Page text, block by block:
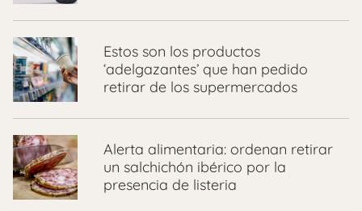
Estos son los productos
‘adelgazantes’ que han pedido
retirar de los supermercados
Alerta alimentaria: ordenan retirar
un salchichón ibérico por la
presencia de listeria